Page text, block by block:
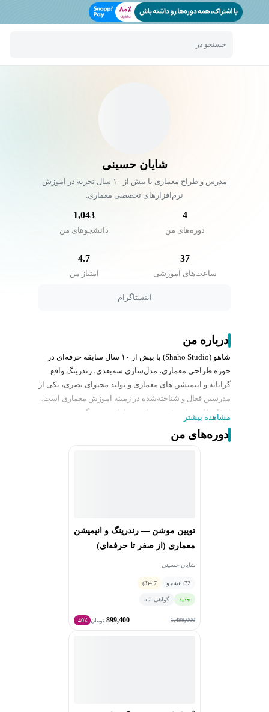
جستجو در
شایان حسینی
مدرس و طراح معماری با بیش از ۱۰ سال تجربه در آموزش
نرم‌افزارهای تخصصی معماری.
4
دوره‌های من
1,043
دانشجو‌های من
37
ساعت‌های آموزشی
4.7
امتیاز من
اینستاگرام
درباره من
شاهو (Shaho Studio) با بیش از ۱۰ سال سابقه حرفه‌ای در
حوزه طراحی معماری، مدل‌سازی سه‌بعدی، رندرینگ واقع
گرایانه و انیمیشن های معماری و تولید محتوای بصری، یکی از
مدرسین فعال و شناخته‌شده در زمینه آموزش معماری است.
او فارغ‌التحصیل رشته معماری و دارای تجربه گسترده در
اجرای پروژه‌های معماری و ارائه آموزش‌های تخصصی به
هنرجویان و دانشجویان این حوزه است.
است؛ رویکردی که باعث افزایش رضایت و نتایج بهتر برای
هنرجویان شده است.
برخی از دستاوردهای حرفه‌ای
اجرای پروژه‌های طراحی و تجسم معماری برای کارفرمایان و
تولید و انتشار چندین دوره تخصصی معماری در پلتفرم‌های
مشاهده بیشتر
دوره‌های من
تویین موشن — رندرینگ و انیمیشن
معماری (از صفر تا حرفه‌ای)
شایان حسینی
72دانشجو 4.7
(3)
جدید گواهی‌نامه
1,499,000
899,400 تومان 40٪